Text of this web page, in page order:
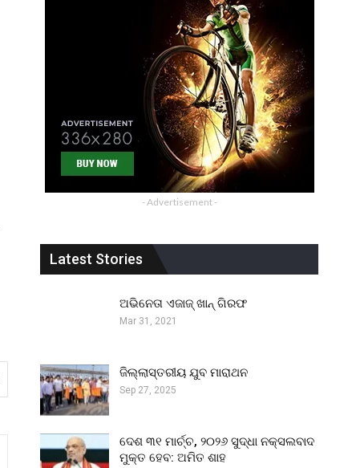
- Advertisement -
Latest Stories
ଅଭିନେତା ଏଜାଜ୍ ଖାନ୍ ଗିରଫ
Mar 31, 2021
ଜିଲ୍ଲାସ୍ତରୀୟ ଯୁବ ମାରାଥନ
Sep 27, 2025
ଦେଶ ୩୧ ମାର୍ଚ୍ଚ, ୨୦୨୬ ସୁଦ୍ଧା ନକ୍ସଲବାଦ
ମୁକ୍ତ ହେବ: ଅମିତ ଶାହ